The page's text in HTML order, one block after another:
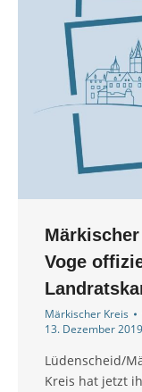
Voge
Märkischer Kreis
13. Dezember
Lüdenscheid/
Kreis hat jetzt